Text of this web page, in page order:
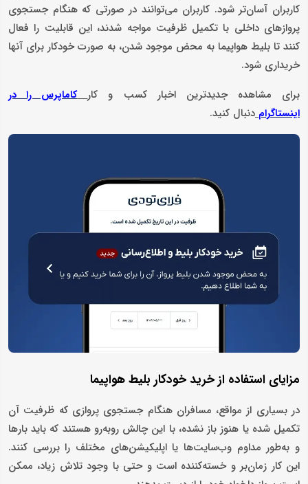
کاربران آسان‌تر شود. کاربران می‌توانند در صورتی که هنگام جستجوی
پروازهای داخلی با تکمیل ظرفیت مواجه شدند، این قابلیت را فعال
کنند تا بلیط هواپیما به محض موجود شدن، به صورت خودکار برای آنها
خریداری شود.
برای مشاهده جدیدترین اخبار کسب و کار
کاماپرس را در
اینستاگرام دنبال کنید.
مزایای استفاده از خرید خودکار بلیط هواپیما
در بسیاری از مواقع، مسافران هنگام جستجوی پروازی که ظرفیت آن
تکمیل شده یا هنوز باز نشده، با این چالش روبه‌رو هستند که باید بارها
و به‌طور مداوم وب‌سایت‌ها یا اپلیکیشن‌های مختلف را بررسی کنند.
این کار زمان‌بر و خسته‌کننده است و حتی با وجود تلاش زیاد، ممکن